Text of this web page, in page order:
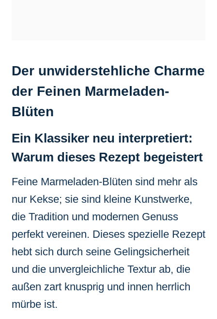
Der unwiderstehliche Charme
der Feinen Marmeladen-
Blüten
Ein Klassiker neu interpretiert:
Warum dieses Rezept begeistert
Feine Marmeladen-Blüten sind mehr als
nur Kekse; sie sind kleine Kunstwerke,
die Tradition und modernen Genuss
perfekt vereinen. Dieses spezielle Rezept
hebt sich durch seine Gelingsicherheit
und die unvergleichliche Textur ab, die
außen zart knusprig und innen herrlich
mürbe ist.